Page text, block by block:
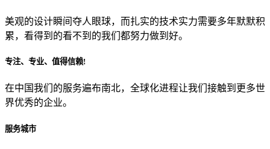
目前主要的营销渠道是？
美观的设计瞬间夺人眼球，而扎实的技术实力需要多年默默积
累，看得到的看不到的我们都努力做到好。
专注、专业、值得信赖!
在中国我们的服务遍布南北，全球化进程让我们接触到更多世
界优秀的企业。
服务城市